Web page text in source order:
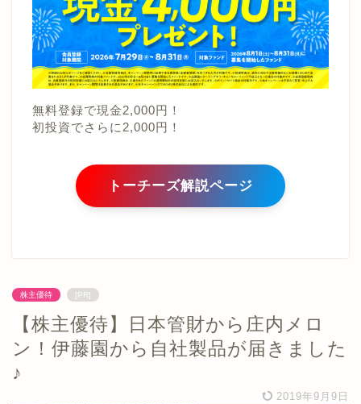
無料登録で現金2,000円！
初投資でさらに2,000円！
トーチーズ解説ページ
株主優待 [PR]
【株主優待】日本管財から庄内メロ
ン！伊藤園から自社製品が届きました
♪
2019年9月9日